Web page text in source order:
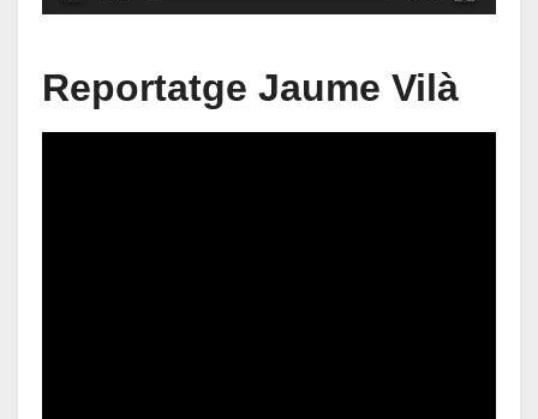
Reportatge Jaume Vilà